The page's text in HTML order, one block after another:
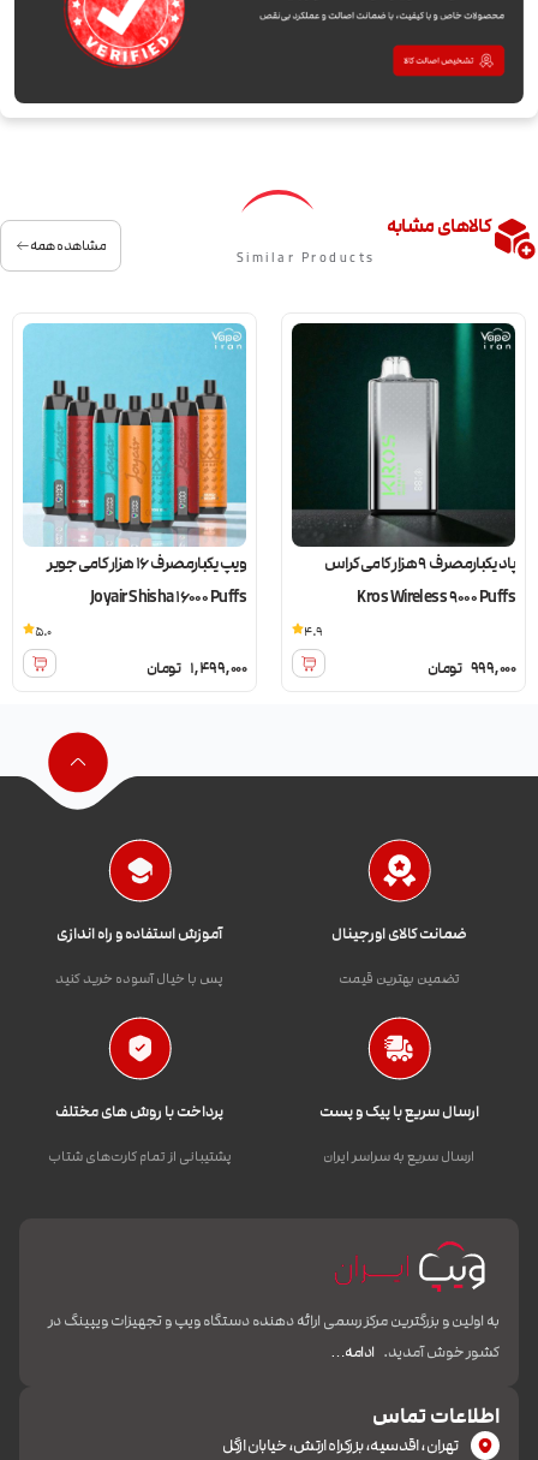
کالاهای مشابه
Similar Products
مشاهده همه
پاد یکبارمصرف 9 هزار کامی کراس
Kros Wireless 9000 Puffs
999,000 تومان
4.9
ویپ یکبارمصرف 16 هزار کامی جویر
Joyair Shisha 16000 Puffs
1,499,000 تومان
5.0
ضمانت کالای اورجینال
تضمین بهترین قیمت
آموزش استفاده و راه اندازی
پس با خیال آسوده خرید کنید
ارسال سریع با پیک و پست
ارسال سریع به سراسر ایران
پرداخت با روش های مختلف
پشتیبانی از تمام کارت‌های شتاب
به اولین و بزرگترین مرکز رسمی ارائه دهنده دستگاه ویپ و تجهیزات ویپینگ در
کشور خوش آمدید. ادامه…
اطلاعات تماس
تهران، اقدسیه، بزرکراه ارتش، خیابان ازگل